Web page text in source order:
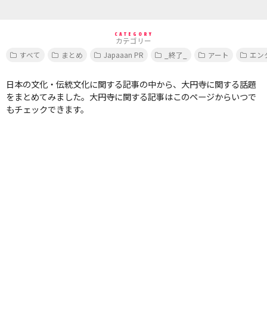
CATEGORY
カテゴリー
すべて
まとめ Japaaan PR _終了_ アート エン
日本の文化・伝統文化に関する記事の中から、大円寺に関する話題
をまとめてみました。大円寺に関する記事はこのページからいつで
もチェックできます。